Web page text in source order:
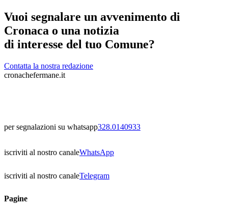
Vuoi segnalare un avvenimento di
Cronaca o una notizia
di interesse del tuo Comune?
Contatta la nostra redazione
cronachefermane.it
per segnalazioni su whatsapp328.0140933
iscriviti al nostro canaleWhatsApp
iscriviti al nostro canaleTelegram
Pagine